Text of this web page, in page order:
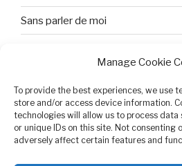
Manage Cookie
To provide the best experiences, we use
store and/or access device information.
technologies will allow us to process
or unique IDs on this site. Not consenting
adversely affect certain features and
Sans parler de moi
Tristesse et attente
Variable complexe